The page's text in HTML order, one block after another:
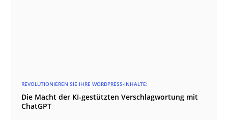
REVOLUTIONIEREN SIE IHRE WORDPRESS-INHALTE:
Die Macht der KI-gestützten Verschlagwortung mit
ChatGPT